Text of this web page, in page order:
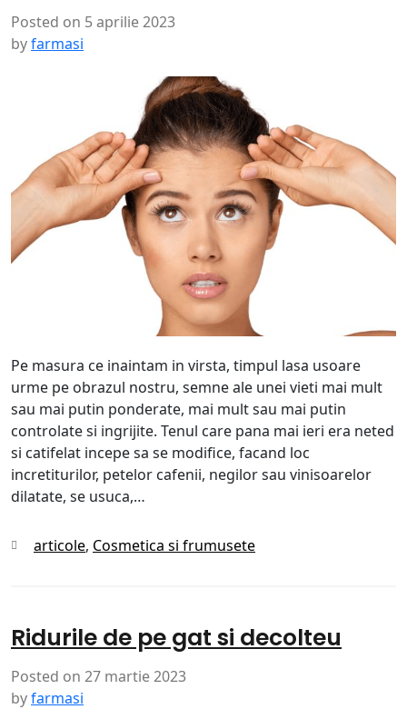
Posted on 5 aprilie 2023
byfarmasi
Pe masura ce inaintam in virsta, timpul lasa usoare
urme pe obrazul nostru, semne ale unei vieti mai mult
sau mai putin ponderate, mai mult sau mai putin
controlate si ingrijite. Tenul care pana mai ieri era neted
si catifelat incepe sa se modifice, facand loc
incretiturilor, petelor cafenii, negilor sau vinisoarelor
dilatate, se usuca,…
Categories
articole, Cosmetica si frumusete
Ridurile de pe gat si decolteu
Posted on 27 martie 2023
byfarmasi